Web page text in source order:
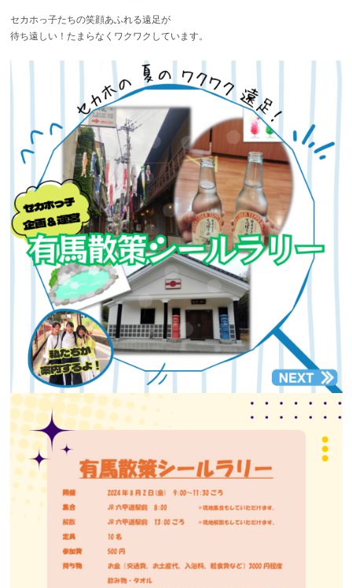
セカホっ子たちの笑顔あふれる遠足が
待ち遠しい！たまらなくワクワクしています。